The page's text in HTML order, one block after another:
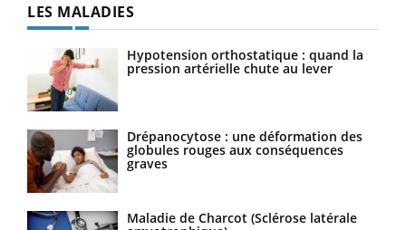
LES MALADIES
Hypotension orthostatique : quand la
pression artérielle chute au lever
Drépanocytose : une déformation des
globules rouges aux conséquences
graves
Maladie de Charcot (Sclérose latérale